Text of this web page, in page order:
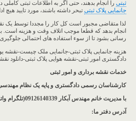
ثبتی را انجام بدهند، حتی اگر به اطلاعات ثبتی
جانمایی پلاک ثبتی تبحر داشته باشند، مورد تایید
لذا متقاضی مجبور است کل کار را مجددا توسط یک
انجام بدهد که قطعا موجب اتلاف وقت و هزینه است.
رسانی بشود تا از سوء استفاده های احتمالی
هزینه جانمایی پلاک ثبتی-جانمایی ملک چیست-نقشه
دادگستری امور ثبتی-نقشه هوایی پلاک ثبتی-دانلود
خدمات نقشه برداری و امور ثبتی
کارشناسان رسمی دادگستری و پایه یک نظام
با مدیریت خانم مهندس آبکار 09126140339(تلگرام واتساپ ایتا )
آدرس دفتر ما: